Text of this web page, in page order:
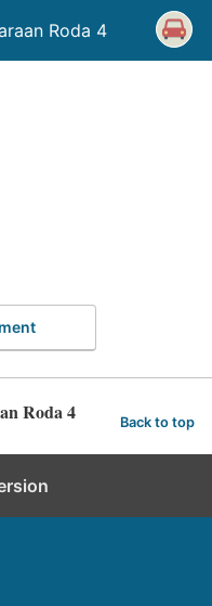
Roda 4
Roda 4 Back to top